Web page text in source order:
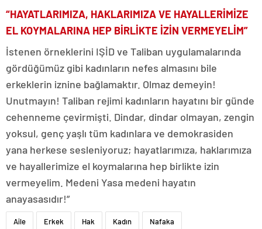
“HAYATLARIMIZA, HAKLARIMIZA VE HAYALLERİMİZE
EL KOYMALARINA HEP BİRLİKTE İZİN VERMEYELİM”
İstenen örneklerini IŞİD ve Taliban uygulamalarında
gördüğümüz gibi kadınların nefes almasını bile
erkeklerin iznine bağlamaktır. Olmaz demeyin!
Unutmayın! Taliban rejimi kadınların hayatını bir günde
cehenneme çevirmişti. Dindar, dindar olmayan, zengin
yoksul, genç yaşlı tüm kadınlara ve demokrasiden
yana herkese sesleniyoruz; hayatlarımıza, haklarımıza
ve hayallerimize el koymalarına hep birlikte izin
vermeyelim. Medeni Yasa medeni hayatın
anayasasıdır!”
Aile Erkek Hak Kadın Nafaka